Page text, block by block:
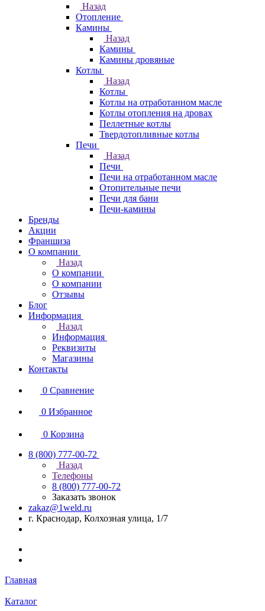
Назад
Отопление
Камины
Назад
Камины
Камины дровяные
Котлы
Назад
Котлы
Котлы на отработанном масле
Котлы отопления на дровах
Пеллетные котлы
Твердотопливные котлы
Печи
Назад
Печи
Печи на отработанном масле
Отопительные печи
Печи для бани
Печи-камины
Бренды
Акции
Франшиза
О компании
Назад
О компании
О компании
Отзывы
Блог
Информация
Назад
Информация
Реквизиты
Магазины
Контакты
0 Сравнение
0 Избранное
0 Корзина
8 (800) 777-00-72
Назад
Телефоны
8 (800) 777-00-72
Заказать звонок
zakaz@1weld.ru
г. Краснодар, Колхозная улица, 1/7
Главная
Каталог